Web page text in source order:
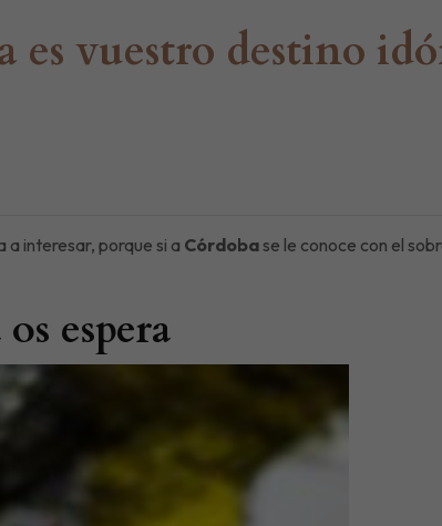
es vuestro destino
a interesar, porque si a Córdobase le conoce con el
espera